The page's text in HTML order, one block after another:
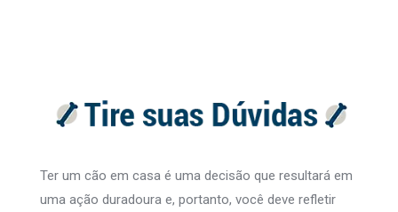
Ter um cão em casa é uma decisão que resultará em
uma ação duradoura e, portanto, você deve refletir